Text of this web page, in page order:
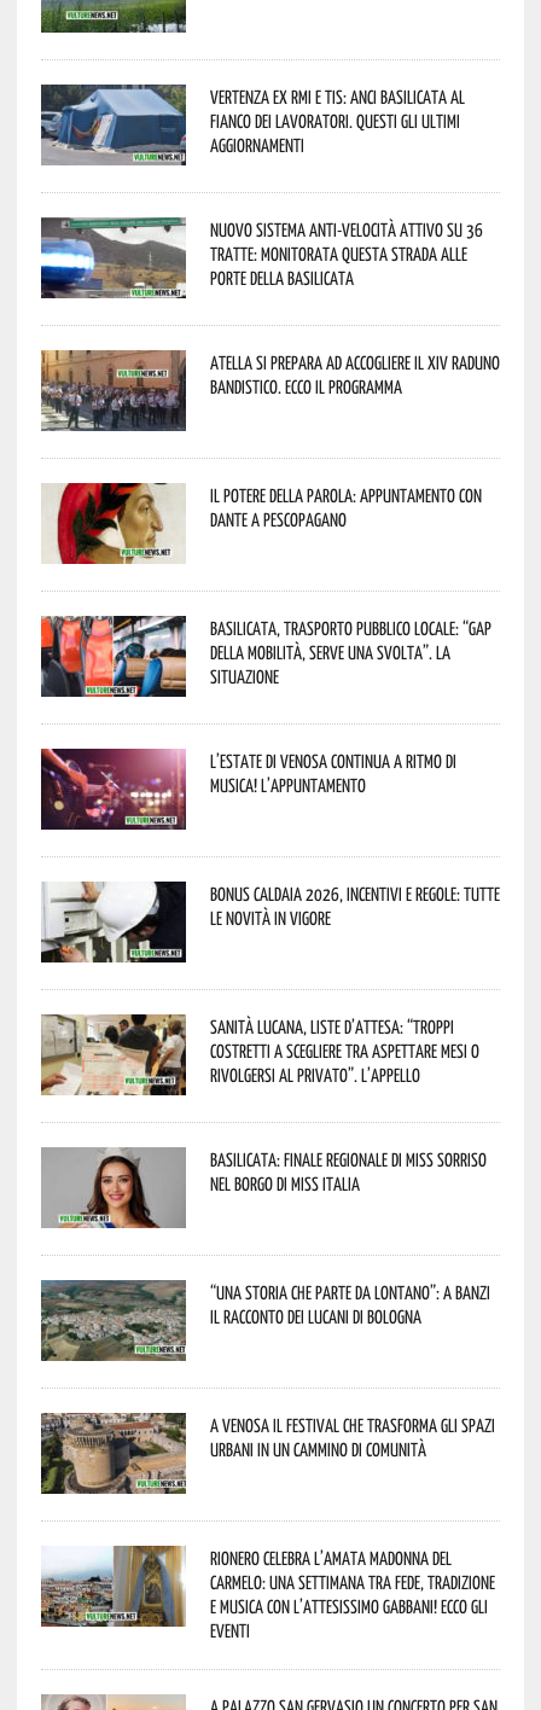
Vertenza ex RMI e TIS: ANCI Basilicata al
fianco dei lavoratori. Questi gli ultimi
aggiornamenti
Nuovo sistema anti-velocità attivo su 36
tratte: monitorata questa strada alle
porte della Basilicata
Atella si prepara ad accogliere il XIV Raduno
Bandistico. Ecco il programma
Il Potere della parola: appuntamento con
Dante a Pescopagano
Basilicata, trasporto pubblico locale: “Gap
della mobilità, serve una svolta”. La
situazione
L’estate di Venosa continua a ritmo di
musica! L’appuntamento
Bonus caldaia 2026, incentivi e regole: tutte
le novità in vigore
Sanità lucana, liste d’attesa: “Troppi
costretti a scegliere tra aspettare mesi o
rivolgersi al privato”. L’appello
Basilicata: finale regionale di Miss Sorriso
nel borgo di Miss Italia
“Una storia che parte da lontano”: a Banzi
il racconto dei Lucani di Bologna
A Venosa il festival che trasforma gli spazi
urbani in un cammino di comunità
Rionero celebra l’amata Madonna del
Carmelo: una settimana tra fede, tradizione
e musica con l’attesissimo Gabbani! Ecco gli
eventi